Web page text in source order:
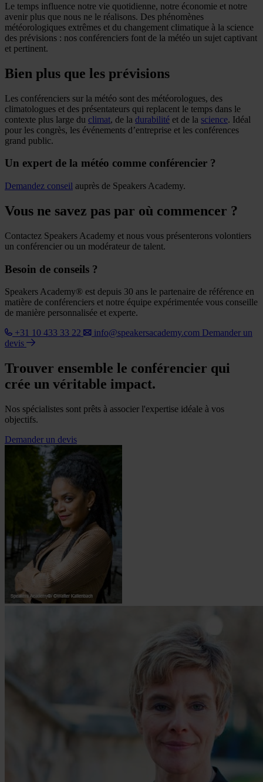
Le temps influence notre vie quotidienne, notre économie et notre
avenir plus que nous ne le réalisons. Des phénomènes
météorologiques extrêmes et du changement climatique à la science
des prévisions : nos conférenciers font de la météo un sujet captivant
et pertinent.
Bien plus que les prévisions
Les conférenciers sur la météo sont des météorologues, des
climatologues et des présentateurs qui replacent le temps dans le
contexte plus large du climat, de la durabilité et de la science. Idéal
pour les congrès, les événements d’entreprise et les conférences
grand public.
Un expert de la météo comme conférencier ?
Demandez conseil auprès de Speakers Academy.
Vous ne savez pas par où commencer ?
Contactez Speakers Academy et nous vous présenterons volontiers
un conférencier ou un modérateur de talent.
Besoin de conseils ?
Speakers Academy® est depuis 30 ans le partenaire de référence en
matière de conférenciers et notre équipe expérimentée vous conseille
de manière personnalisée et experte.
+31 10 433 33 22
info@speakersacademy.com Demander un
devis
Trouver ensemble le conférencier qui
crée un véritable impact.
Nos spécialistes sont prêts à associer l'expertise idéale à vos
objectifs.
Demander un devis